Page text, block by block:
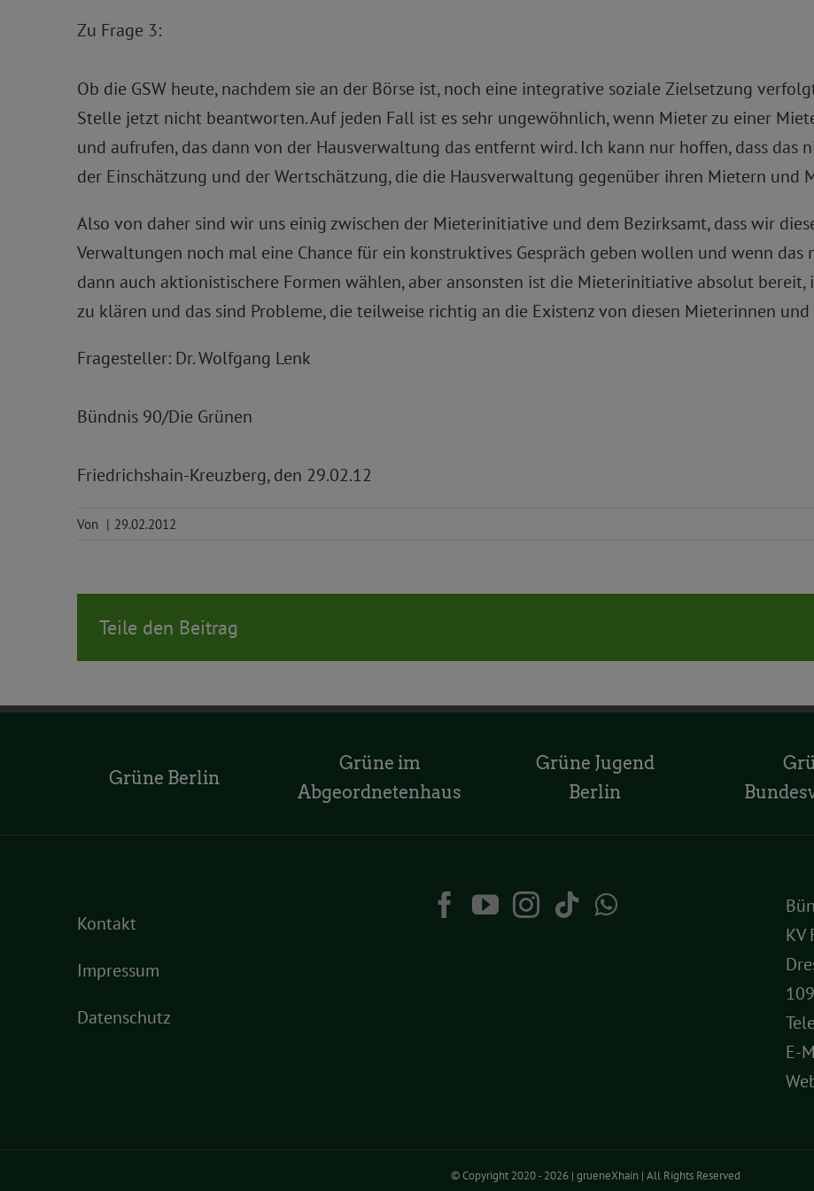
Zu Frage 3:
Ob die GSW heute, nachdem sie an der Börse ist, noch eine integrative soziale Zielsetzung
Stelle jetzt nicht beantworten. Auf jeden Fall ist es sehr ungewöhnlich, wenn Mieter zu einer
und aufrufen, das dann von der Hausverwaltung das entfernt wird. Ich kann nur hoffen, dass das
der Einschätzung und der Wertschätzung, die die Hausverwaltung gegenüber ihren Mietern und
Also von daher sind wir uns einig zwischen der Mieterinitiative und dem Bezirksamt, dass wir
Verwaltungen noch mal eine Chance für ein konstruktives Gespräch geben wollen und wenn
dann auch aktionistischere Formen wählen, aber ansonsten ist die Mieterinitiative absolut
zu klären und das sind Probleme, die teilweise richtig an die Existenz von diesen Mieterinnen
Fragesteller: Dr. Wolfgang Lenk
Bündnis 90/Die Grünen
Friedrichshain-Kreuzberg, den 29.02.12
Von | 29.02.2012
Teile den Beitrag
Grüne Berlin
Grüne im
Abgeordnetenhaus
Grüne Jugend
Berlin
Kontakt
Impressum
Datenschutz
KV
E-
© Copyright 2020 - 2026 | grueneXhain | All Rights Reserved